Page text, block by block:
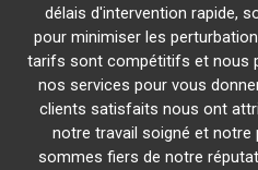
délais d'intervention rapide,
pour minimiser les
tarifs sont compétitifs et nous
nos services pour vous
clients satisfaits nous ont
notre travail soigné et
sommes fiers de notre